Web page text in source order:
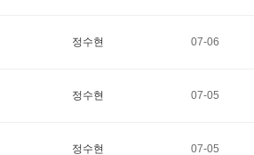
정수현 07-06
정수현 07-05
정수현 07-05